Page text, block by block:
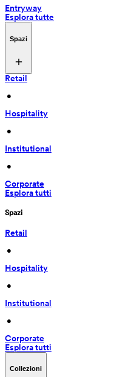
Entryway
Esplora tutte
Spazi
Retail
•
Hospitality
•
Institutional
•
Corporate
Esplora tutti
Spazi
Retail
•
Hospitality
•
Institutional
•
Corporate
Esplora tutti
Collezioni